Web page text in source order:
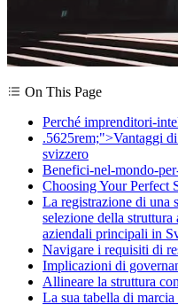
On This Page
Perché imprenditori-
.5625rem;">Vantaggi
svizzero
Benefici-nel-mondo-
Choosing Your Perfect
La registrazione di una
selezione della
aziendali principali in
Navigare i requisiti di
Implicazioni di
Allineare la struttura
La sua tabella di marcia